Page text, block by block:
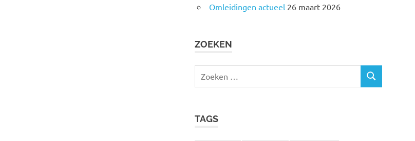
Omleidingen actueel 26 maart 2026
ZOEKEN
e
Z
TAGS